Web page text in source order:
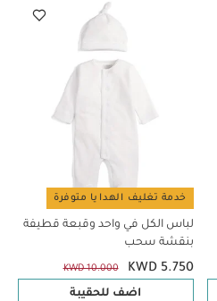
خدمة تغليف الهدايا متوفرة
لباس الكل في واحد وقبعة قطيفة
بنقشة سحب
KWD 5.750
KWD 10.000
اضف للحقيبة